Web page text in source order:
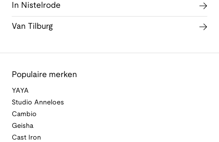
In Nistelrode
Van Tilburg
Populaire merken
YAYA
Studio Anneloes
Cambio
Geisha
Cast Iron